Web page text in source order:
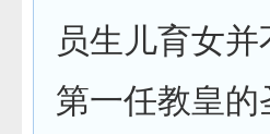
员生儿育女
第一任教皇